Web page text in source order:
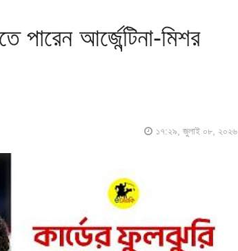
পারেন আর্জেন্টিনা-মিশর
১৭:২৯, জুলাই ০৮, ২০২৬